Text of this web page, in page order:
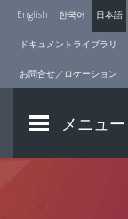
English 한국어 日本語
ドキュメントライブラリ
お問合せ／ロケーション
メニュー